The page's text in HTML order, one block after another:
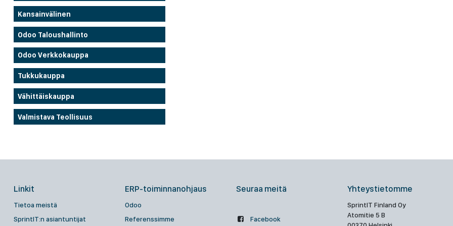
Kansainvälinen
Odoo Taloushallinto
Odoo Verkkokauppa
Tukkukauppa
Vähittäiskauppa
Valmistava Teollisuus
Linkit
Tietoa meistä
SprintIT:n asiantuntijat
ERP-toiminnanohjaus
Odoo
Referenssimme
Seuraa meitä
Facebook
Yhteystietomme
SprintIT Finland Oy
Atomitie 5 B